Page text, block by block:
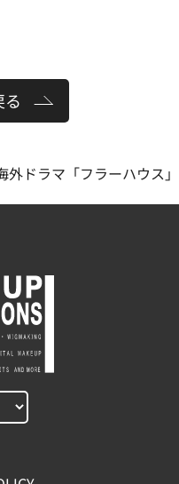
外ドラマ「フラーハウス」